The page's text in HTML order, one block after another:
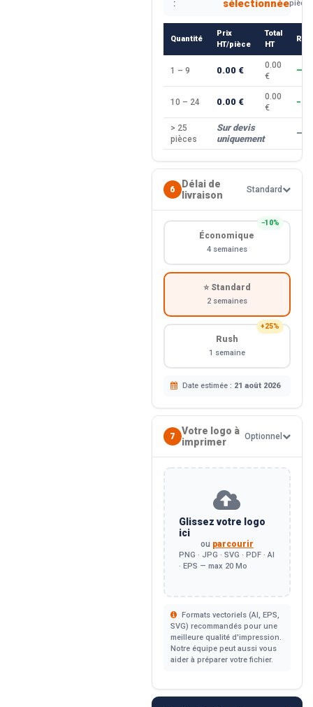
: sélectionnéepièce
Quantité
Prix
HT/pièce
Total
HT
1 – 9 0.00 €
0.00
€
—
10 – 24 0.00 €
0.00
€
> 25
pièces
Sur devis
uniquement
—
6
Délai de
livraison
Standard
−10%
Économique
4 semaines
⭐ Standard
2 semaines
+25%
Rush
1 semaine
Date estimée : 21 août 2026
7
Votre logo à
imprimer
Optionnel
Glissez votre logo
ici
ou parcourir
PNG · JPG · SVG · PDF · AI
· EPS — max 20 Mo
Formats vectoriels (AI, EPS,
SVG) recommandés pour une
meilleure qualité d'impression.
Notre équipe peut aussi vous
aider à préparer votre fichier.